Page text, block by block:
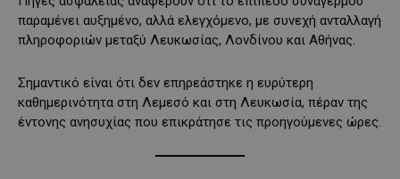
παραμένει αυξημένο, αλλά ελεγχόμενο, με συνεχή ανταλλαγή
πληροφοριών μεταξύ Λευκωσίας, Λονδίνου και Αθήνας.
Σημαντικό είναι ότι δεν επηρεάστηκε η ευρύτερη
καθημερινότητα στη Λεμεσό και στη Λευκωσία, πέραν της
έντονης ανησυχίας που επικράτησε τις προηγούμενες ώρες.